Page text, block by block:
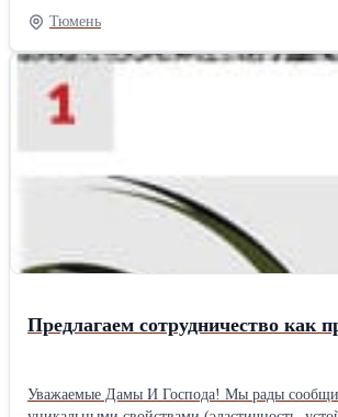
ушком Ст.35 12 Гайка Ст.45 13 Гайка шпинделя 2Cr13 14 Маховик
100 162 2.8 20 12.7 150 105 75 4-ф14 100
180 145 4-ф18 200 357 23 Ру, МПа Ду, мм d L D D1 n-фd W H≈ Приблиз. вес, кг 2,5 15 10 130 95 65 4-ф14 100 162 3 20 12.7 150 105 75 4-ф14 100 162 3.5 25 19.1 160 115 85 4-ф14 125 211 5.5 32 24 180 135 100 4-
ф18 125 238 6.8 40 31.8 200 145 110 4-ф18
ф14 100 162 3.6 20 12.7 150 105 75 4-ф14
280 180 145 8-ф18 200 357 26.2 Ру, МПа Ду,
282 19.5 65 50.8 280 220 170 8-ф26 200 357
13.3 32 29 230 150 110 4-ф23 160 257 14.8
Тюмень
Предлагаем сотрудничество как
Уважаемые Дамы И Господа! Мы рады сообщить, что Carbomech SP. z o.o является официальным дистрибьютором систем установки NUEVA TERRAIN в Польше. ✨️ PB - 1 (полибутилен) - это материал с